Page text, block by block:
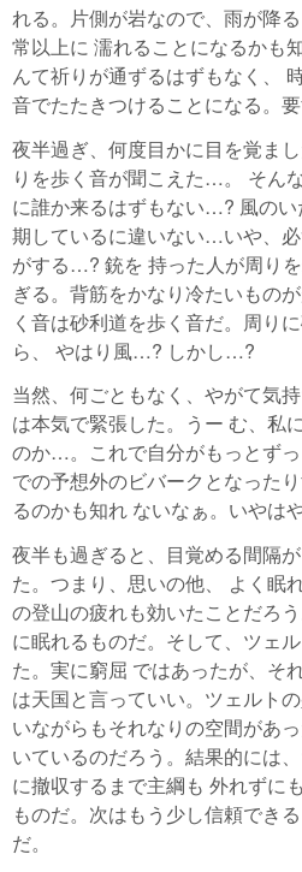
れる。片側が岩なので、雨が降
常以上に 濡れることになるかも
んて祈りが通ずるはずもなく、
音でたたきつけることになる。
夜半過ぎ、何度目かに目を覚ま
りを歩く音が聞こえた…。 そん
に誰か来るはずもない…? 風の
期しているに違いない…いや、
がする…? 銃を 持った人が周り
ぎる。背筋をかなり冷たいもの
く音は砂利道を歩く音だ。周り
ら、 やはり風…? しかし…?
当然、何ごともなく、やがて気
は本気で緊張した。うー む、私
のか…。これで自分がもっとず
での予想外のビバークとなった
るのかも知れ ないなぁ。いやは
夜半も過ぎると、目覚める間隔
た。つまり、思いの他、 よく眠
の登山の疲れも効いたことだろ
に眠れるものだ。そして、ツェ
た。実に窮屈 ではあったが、そ
は天国と言っていい。ツェルト
いながらもそれなりの空間があ
いているのだろう。結果的には
に撤収するまで主綱も 外れずに
ものだ。次はもう少し信頼でき
だ。